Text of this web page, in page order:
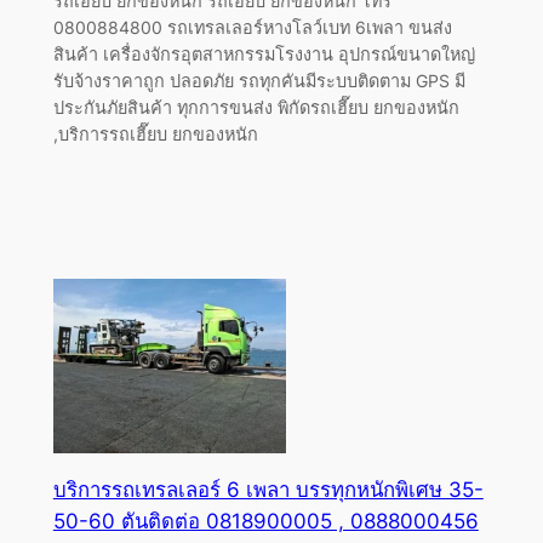
0800884800 รถเทรลเลอร์หางโลว์เบท 6เพลา ขนส่ง
สินค้า เครื่องจักรอุตสาหกรรมโรงงาน อุปกรณ์ขนาดใหญ่
รับจ้างราคาถูก ปลอดภัย รถทุกคันมีระบบติดตาม GPS มี
ประกันภัยสินค้า ทุกการขนส่ง พิกัดรถเฮี๊ยบ ยกของหนัก
,บริการรถเฮี๊ยบ ยกของหนัก
บริการรถเทรลเลอร์ 6 เพลา บรรทุกหนักพิเศษ 35-
50-60 ตันติดต่อ 0818900005 , 0888000456